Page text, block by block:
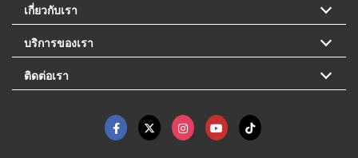
เกี่ยวกับเรา
บริการของเรา
ติดต่อเรา